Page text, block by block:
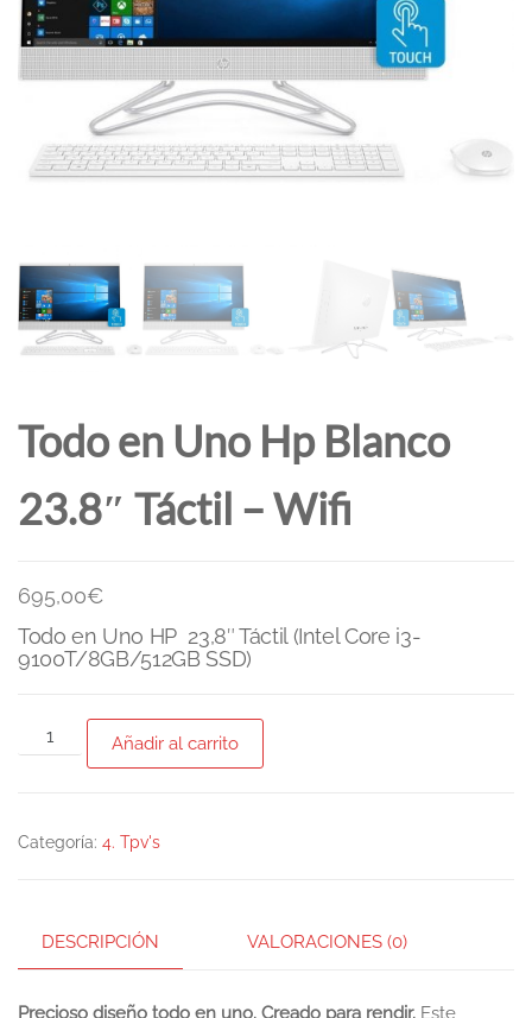
Todo en Uno Hp Blanco
23.8″ Táctil – Wifi
695,00€
Todo en Uno HP 23,8″ Táctil (Intel Core i3-
9100T/8GB/512GB SSD)
Añadir al carrito
Categoría: 4. Tpv's
DESCRIPCIÓN VALORACIONES (0)
Precioso diseño todo en uno. Creado para rendir. Este